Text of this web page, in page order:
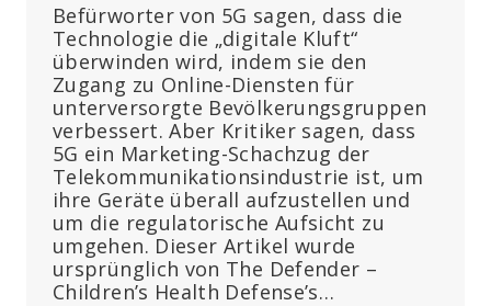
Befürworter von 5G sagen, dass die
Technologie die „digitale Kluft“
überwinden wird, indem sie den
Zugang zu Online-Diensten für
unterversorgte Bevölkerungsgruppen
verbessert. Aber Kritiker sagen, dass
5G ein Marketing-Schachzug der
Telekommunikationsindustrie ist, um
ihre Geräte überall aufzustellen und
um die regulatorische Aufsicht zu
umgehen. Dieser Artikel wurde
ursprünglich von The Defender –
Children’s Health Defense’s…